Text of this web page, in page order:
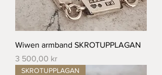
Wiwen armband SKROTUPPLAGAN
Pris
3 500,00 kr
SKROTUPPLAGAN